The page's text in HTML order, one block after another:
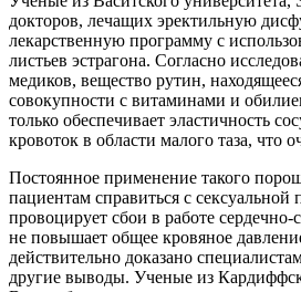
докторов, лечащих эректильную
лекарственную программу с
листьев эстрагона. Согласно
медиков, вещество рутин,
совокупности с витаминами и
только обеспечивает эластичность
кровоток в области малого таза, что
Постоянное применение такого
пациентам справиться с
провоцирует сбои в работе
не повышает общее кровяное
действительно доказано
другие выводы. Ученые из